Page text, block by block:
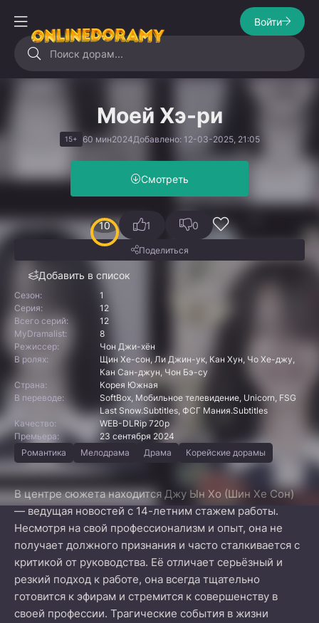
Войти
Моей Хэ-ри
15+ 60 мин2024Добавлено: 12-03-2025, 21:05
Смотреть
10
Добавить в список
1 0
Поделиться
Сезон:
1
Серия:
12
Всего серий:
12
MyDramalist:
8
Режиссер:
Чон Джи-хён
В ролях:
Щин Хе-сон, Ли Джин-ук, Кан Хун, Чо Хе-джу,
Кан Сан-джун, Чон Бэ-су
Страна:
Корея Южная
В переводе:
SoftBox, Мобильное телевидение, Unicorn, FSG
Last Snow.Subtitles, ФСГ Мания.Subtitles
Качество:
WEB-DLRip 720p
Премьера:
23 сентября 2024
Романтика
Мелодрама Драма Корейские дорамы
В центре сюжета находится Джу Ын Хо (Шин Хе Сон)
— ведущая новостей с 14-летним стажем работы.
Несмотря на свой профессионализм и опыт, она не
получает должного признания и часто сталкивается с
критикой от руководства. Её отличает серьёзный и
резкий подход к работе, она всегда тщательно
готовится к эфирам и стремится к совершенству в
своей профессии. Трагические события в жизни